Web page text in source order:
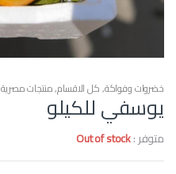
خضروات وفواكة,كل الاقسام,منتجات مصرية
يوسفي للكيلو
متوفر :Out of stock